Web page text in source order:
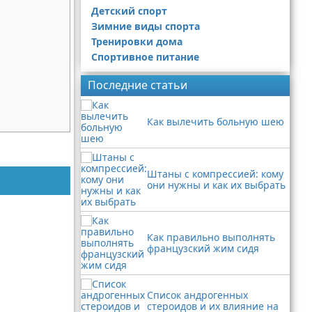
Детский спорт
Зимние виды спорта
Тренировки дома
Спортивное питание
Последние статьи
Как вылечить больную шею
Штаны с компрессией: кому
они нужны и как их выбрать
Как правильно выполнять
французский жим сидя
Список андрогенных
стероидов и их влияние на